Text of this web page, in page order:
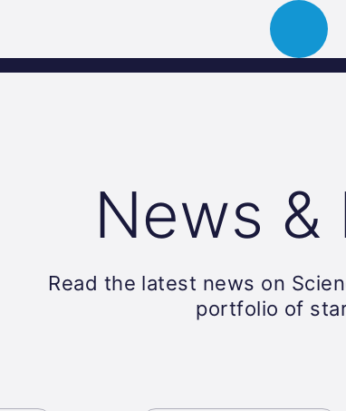
Portfolio
News &
Read the latest news on
portfolio of